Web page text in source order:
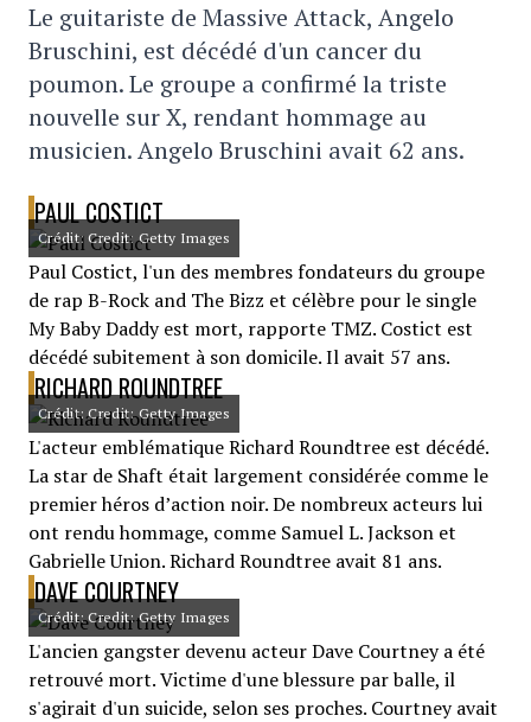
Le guitariste de Massive Attack, Angelo
Bruschini, est décédé d'un cancer du
poumon. Le groupe a confirmé la triste
nouvelle sur X, rendant hommage au
musicien. Angelo Bruschini avait 62 ans.
PAUL COSTICT
Crédit: Credit: Getty Images
Paul Costict, l'un des membres fondateurs du groupe
de rap B-Rock and The Bizz et célèbre pour le single
My Baby Daddy est mort, rapporte TMZ. Costict est
décédé subitement à son domicile. Il avait 57 ans.
RICHARD ROUNDTREE
Crédit: Credit: Getty Images
L'acteur emblématique Richard Roundtree est décédé.
La star de Shaft était largement considérée comme le
premier héros d’action noir. De nombreux acteurs lui
ont rendu hommage, comme Samuel L. Jackson et
Gabrielle Union. Richard Roundtree avait 81 ans.
DAVE COURTNEY
Crédit: Credit: Getty Images
L'ancien gangster devenu acteur Dave Courtney a été
retrouvé mort. Victime d'une blessure par balle, il
s'agirait d'un suicide, selon ses proches. Courtney avait